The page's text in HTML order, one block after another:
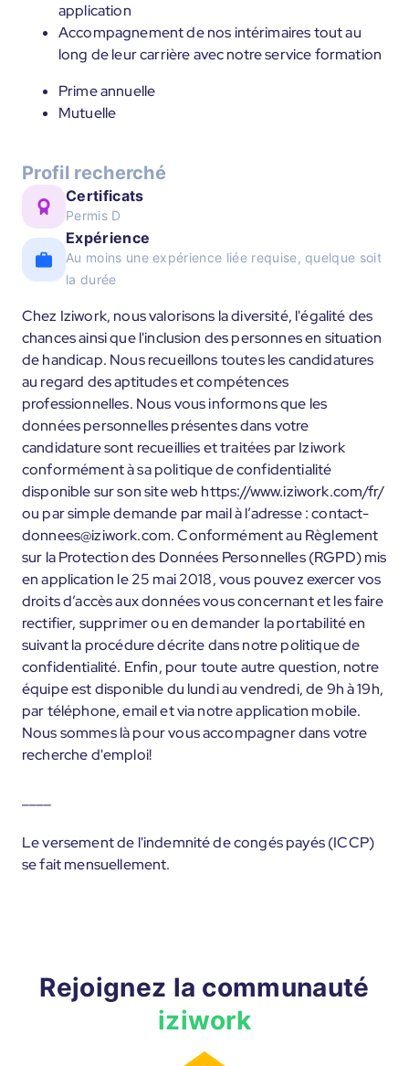
application
Accompagnement de nos intérimaires tout au
long de leur carrière avec notre service formation
Prime annuelle
Mutuelle
Profil recherché
Certificats
Permis D
Expérience
Au moins une expérience liée requise, quelque soit
la durée
Chez Iziwork, nous valorisons la diversité, l'égalité des
chances ainsi que l'inclusion des personnes en situation
de handicap. Nous recueillons toutes les candidatures
au regard des aptitudes et compétences
professionnelles. Nous vous informons que les
données personnelles présentes dans votre
candidature sont recueillies et traitées par Iziwork
conformément à sa politique de confidentialité
disponible sur son site web https://www.iziwork.com/fr/
ou par simple demande par mail à l’adresse : contact-
donnees@iziwork.com. Conformément au Règlement
sur la Protection des Données Personnelles (RGPD) mis
en application le 25 mai 2018, vous pouvez exercer vos
droits d’accès aux données vous concernant et les faire
rectifier, supprimer ou en demander la portabilité en
suivant la procédure décrite dans notre politique de
confidentialité. Enfin, pour toute autre question, notre
équipe est disponible du lundi au vendredi, de 9h à 19h,
par téléphone, email et via notre application mobile.
Nous sommes là pour vous accompagner dans votre
recherche d'emploi!
Le versement de l'indemnité de congés payés (ICCP)
se fait mensuellement.
Rejoignez la communauté
iziwork